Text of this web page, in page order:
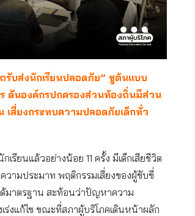
รับส่งนักเรียนปลอดภัย” ชูต้นแบบ
ดันองค์กรปกครองส่วนท้องถิ่นมีส่วน
เสี่ยงกระทบความปลอดภัยเด็กทั่ว
รียนแล้วอย่างน้อย 11 ครั้ง มีเด็กเสียชีวิต
วามประมาท พฤติกรรมเสี่ยงของผู้ขับขี่
ด้มาตรฐาน สะท้อนว่าปัญหาความ
ร่งแก้ไข ขณะที่สภาผู้บริโภคเดินหน้าผลัก